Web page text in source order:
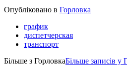
Share
Опубліковано в Горловка
график
диспетчерская
транспорт
Більше з ГорловкаБільше записів у